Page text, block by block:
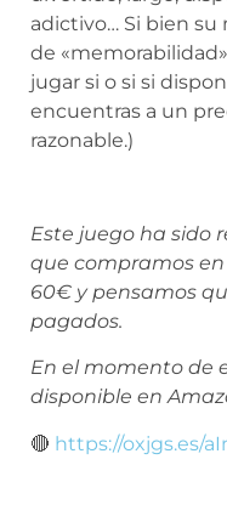
adictivo… Si bien su
de
jugar si o si si
encuentras a un
razonable.)
Este juego ha sido
que compramos
60€ y pensamos
pagados.
En el momento de
disponible en
🔴 https://oxjgs.es/